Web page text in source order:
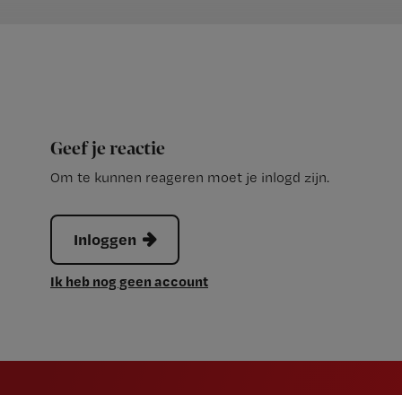
Geef je reactie
Om te kunnen reageren moet je inlogd zijn.
Inloggen
Ik heb nog geen account